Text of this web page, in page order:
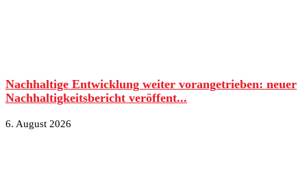
Nachhaltige Entwicklung weiter vorangetrieben: neuer
Nachhaltigkeitsbericht veröffent...
6. August 2026